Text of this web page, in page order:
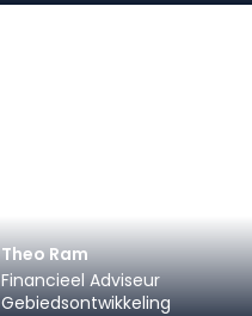
Theo Ram
Financieel Adviseur
Gebiedsontwikkeling